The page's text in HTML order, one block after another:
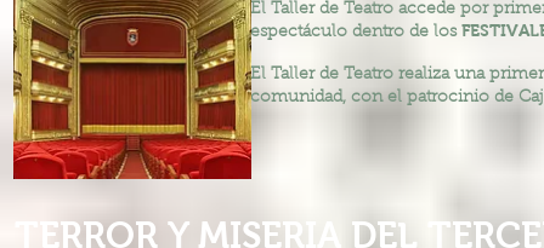
El Taller de Teatro accede por
espectáculo dentro de los
El Taller de Teatro realiza una
comunidad, con el patrocinio de
TERROR Y MISERIA DEL